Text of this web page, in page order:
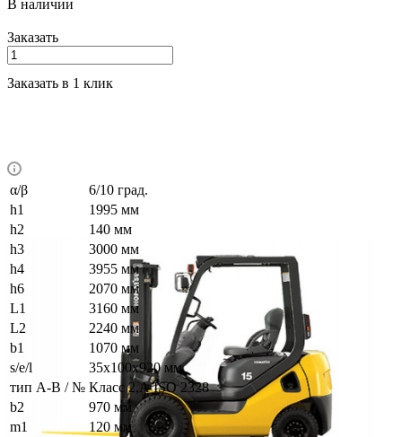
В наличии
Заказать
Заказать в 1 клик
α/β
6/10 град.
h1
1995 мм
h2
140 мм
h3
3000 мм
h4
3955 мм
h6
2070 мм
L1
3160 мм
L2
2240 мм
b1
1070 мм
s/e/l
35х100х920 мм
тип A-B / № Класс 2,А ISO 2328
b2
970 мм
m1
120 мм